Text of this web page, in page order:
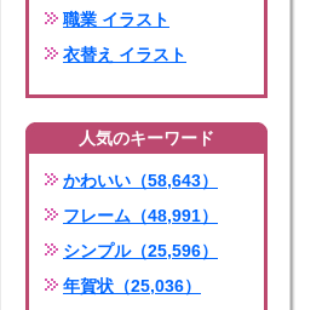
職業 イラスト
衣替え イラスト
人気のキーワード
かわいい（58,643）
フレーム（48,991）
シンプル（25,596）
年賀状（25,036）